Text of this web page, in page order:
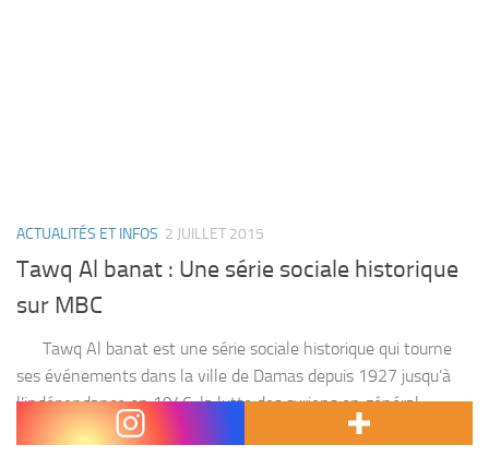
ACTUALITÉS ET INFOS 2 JUILLET 2015
Tawq Al banat : Une série sociale historique
sur MBC
Tawq Al banat est une série sociale historique qui tourne
ses événements dans la ville de Damas depuis 1927 jusqu’à
l’indépendance en 1946. la lutte des syriens en général
continuent et...